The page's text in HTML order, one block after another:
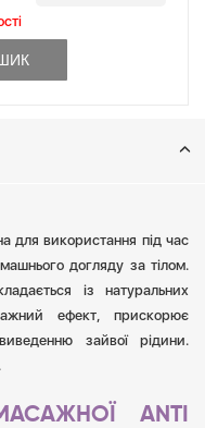
для використання під час
догляду за тілом.
із натуральних
ефект, прискорює
зайвої рідини.
ANTI